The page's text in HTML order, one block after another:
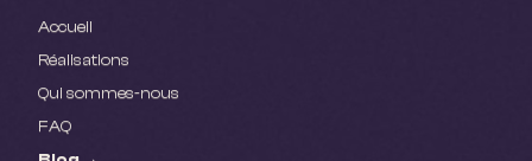
Accueil
Réalisations
Qui sommes-nous
FAQ